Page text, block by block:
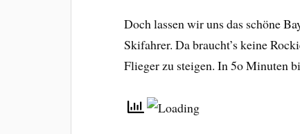
Doch lassen wir uns das schöne
Skifahrer. Da braucht’s keine
Flieger zu steigen. In 5o Minuten